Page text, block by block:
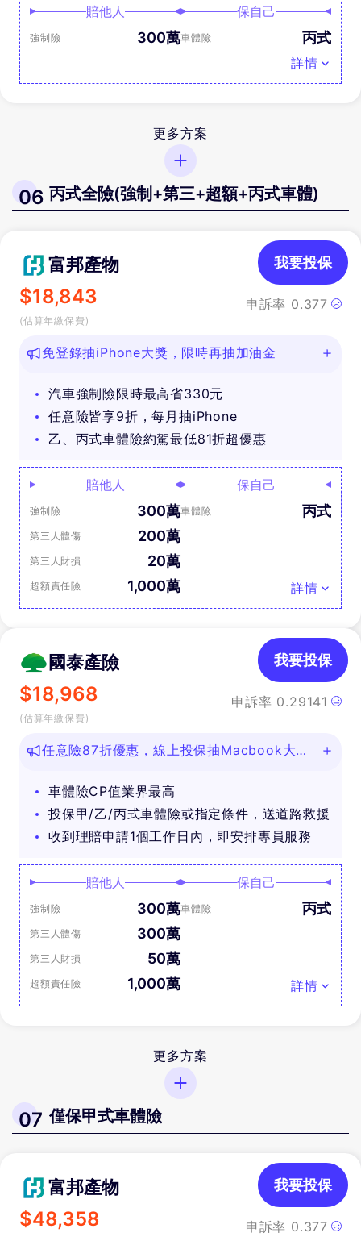
賠他人
強制險 300萬
保自己
車體險 丙式
詳情
更多方案
06 丙式全險(強制+第三+超額+丙式車體)
富邦產物
$18,843
(估算年繳保費)
申訴率 0.377
我要投保
免登錄抽iPhone大獎，限時再抽加油金
汽車強制險限時最高省330元
任意險皆享9折，每月抽iPhone
乙、丙式車體險約駕最低81折超優惠
賠他人
強制險 300萬
第三人體傷 200萬
第三人財損 20萬
超額責任險 1,000萬
保自己
車體險 丙式
詳情
國泰產險
$18,968
(估算年繳保費)
申訴率 0.29141
我要投保
任意險87折優惠，線上投保抽Macbook大
車體險CP值業界最高
投保甲/乙/丙式車體險或指定條件，送道路救援
收到理賠申請1個工作日內，即安排專員服務
賠他人
強制險 300萬
第三人體傷 300萬
第三人財損 50萬
超額責任險 1,000萬
保自己
車體險 丙式
詳情
更多方案
07 僅保甲式車體險
富邦產物
$48,358 申訴率 0.377
我要投保